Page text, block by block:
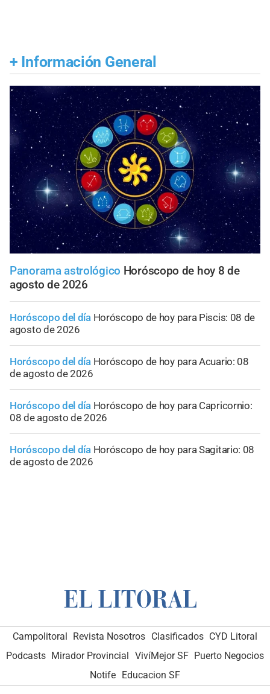
+ Información General
Panorama astrológico Horóscopo de hoy 8 de
agosto de 2026
Horóscopo del día Horóscopo de hoy para Piscis: 08 de
agosto de 2026
Horóscopo del día Horóscopo de hoy para Acuario: 08
de agosto de 2026
Horóscopo del día Horóscopo de hoy para Capricornio:
08 de agosto de 2026
Horóscopo del día Horóscopo de hoy para Sagitario: 08
de agosto de 2026
Campolitoral Revista Nosotros Clasificados CYD Litoral
Podcasts Mirador Provincial VivíMejor SF Puerto Negocios
Notife Educacion SF